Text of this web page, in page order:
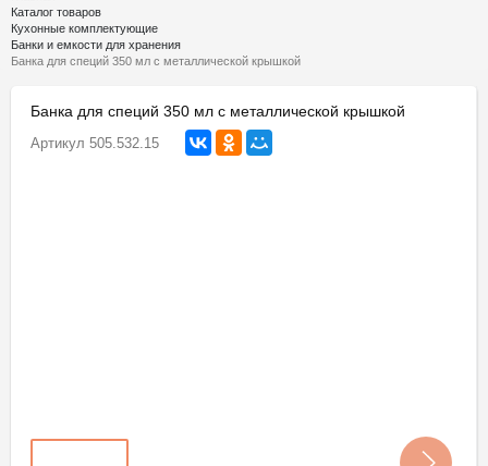
Каталог товаров
Кухонные комплектующие
Банки и емкости для хранения
Банка для специй 350 мл с металлической крышкой
Банка для специй 350 мл с металлической крышкой
Артикул 505.532.15